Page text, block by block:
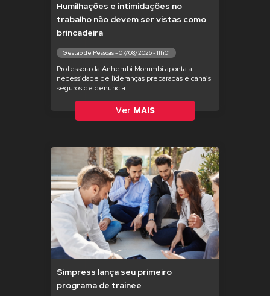
Humilhações e intimidações no
trabalho não devem ser vistas como
brincadeira
Gestão de Pessoas - 07/08/2026 - 11h01
Professora da Anhembi Morumbi aponta a
necessidade de lideranças preparadas e canais
seguros de denúncia
Ver MAIS
Simpress lança seu primeiro
programa de trainee